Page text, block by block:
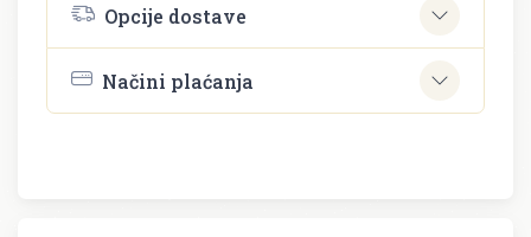
Opcije dostave
Načini plaćanja